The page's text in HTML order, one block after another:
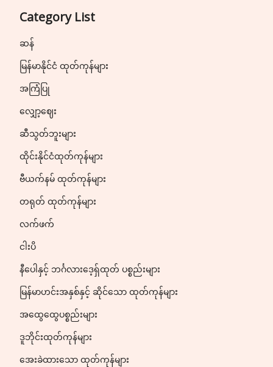
Category List
ဆန်
မြန်မာနိုင်ငံ ထုတ်ကုန်များ
အကြံပြု
လျှော့ဈေး
ဆီသွတ်ဘူးများ
ထိုင်းနိုင်ငံထုတ်ကုန်များ
ဗီယက်နမ် ထုတ်ကုန်များ
တရုတ် ထုတ်ကုန်များ
လက်ဖက်
ငါးပိ
နီပေါနှင့် ဘင်္ဂလားဒေ့ရှ်ထုတ် ပစ္စည်းများ
မြန်မာဟင်းအနှစ်နှင့် ဆိုင်သော ထုတ်ကုန်များ
အထွေထွေပစ္စည်းများ
ဒူဘိုင်းထုတ်ကုန်များ
အေးခဲထားသော ထုတ်ကုန်များ